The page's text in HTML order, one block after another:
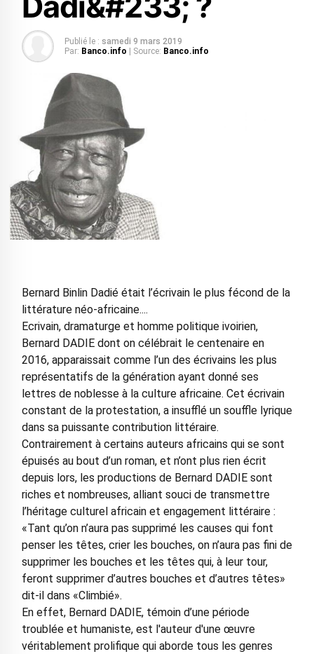
Publié le : samedi 9 mars 2019
Par: Banco.info | Source: Banco.info
Bernard Binlin Dadié était l’écrivain le plus fécond de la
littérature néo-africaine....
Ecrivain, dramaturge et homme politique ivoirien,
Bernard DADIE dont on célébrait le centenaire en
2016, apparaissait comme l’un des écrivains les plus
représentatifs de la génération ayant donné ses
lettres de noblesse à la culture africaine. Cet écrivain
constant de la protestation, a insufflé un souffle lyrique
dans sa puissante contribution littéraire.
Contrairement à certains auteurs africains qui se sont
épuisés au bout d’un roman, et n’ont plus rien écrit
depuis lors, les productions de Bernard DADIE sont
riches et nombreuses, alliant souci de transmettre
l’héritage culturel africain et engagement littéraire :
«Tant qu’on n’aura pas supprimé les causes qui font
penser les têtes, crier les bouches, on n’aura pas fini de
supprimer les bouches et les têtes qui, à leur tour,
feront supprimer d’autres bouches et d’autres têtes»
dit-il dans «Climbié».
En effet, Bernard DADIE, témoin d’une période
troublée et humaniste, est l'auteur d'une œuvre
véritablement prolifique qui aborde tous les genres